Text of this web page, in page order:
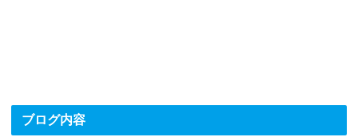
ブログ内容